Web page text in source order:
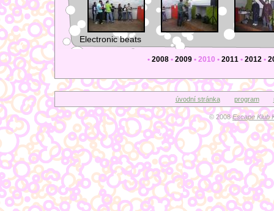
Electronic beats
• 2008 • 2009 • 2010 • 2011 • 2012 •
úvodní stránka program
© 2008Escape Klub